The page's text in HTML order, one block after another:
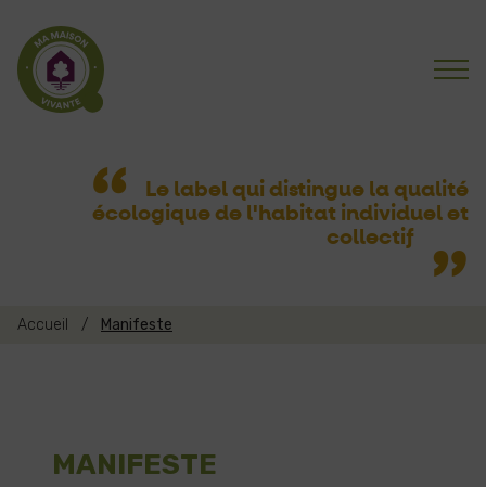
Le label qui distingue la qualité
écologiquede l'habitat individuel et
collectif
Accueil / Manifeste
MANIFESTE